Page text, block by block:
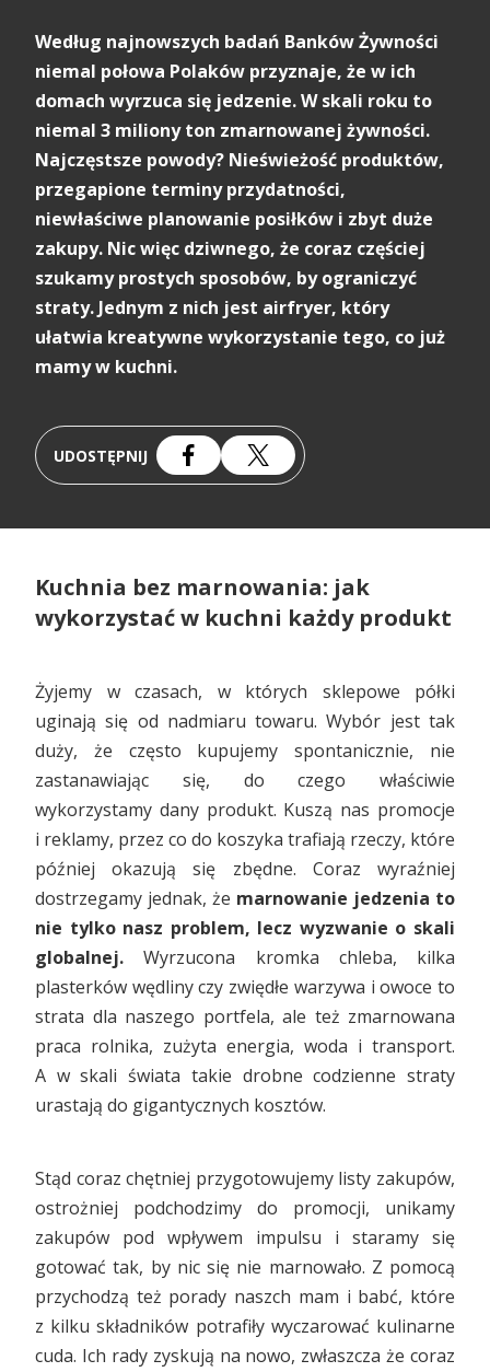
Według najnowszych badań Banków Żywności
niemal połowa Polaków przyznaje, że w ich
domach wyrzuca się jedzenie. W skali roku to
niemal 3 miliony ton zmarnowanej żywności.
Najczęstsze powody? Nieświeżość produktów,
przegapione terminy przydatności,
niewłaściwe planowanie posiłków i zbyt duże
zakupy. Nic więc dziwnego, że coraz częściej
szukamy prostych sposobów, by ograniczyć
straty. Jednym z nich jest airfryer, który
ułatwia kreatywne wykorzystanie tego, co już
mamy w kuchni.
UDOSTĘPNIJ
Kuchnia bez marnowania: jak
wykorzystać w kuchni każdy produkt
Żyjemy w czasach, w których sklepowe półki
uginają się od nadmiaru towaru. Wybór jest tak
duży, że często kupujemy spontanicznie, nie
zastanawiając się, do czego właściwie
wykorzystamy dany produkt. Kuszą nas promocje
i reklamy, przez co do koszyka trafiają rzeczy, które
później okazują się zbędne. Coraz wyraźniej
dostrzegamy jednak, że marnowanie jedzenia to
nie tylko nasz problem, lecz wyzwanie o skali
globalnej.Wyrzucona kromka chleba, kilka
plasterków wędliny czy zwiędłe warzywa i owoce to
strata dla naszego portfela, ale też zmarnowana
praca rolnika, zużyta energia, woda i transport.
A w skali świata takie drobne codzienne straty
urastają do gigantycznych kosztów.
Stąd coraz chętniej przygotowujemy listy zakupów,
ostrożniej podchodzimy do promocji, unikamy
zakupów pod wpływem impulsu i staramy się
gotować tak, by nic się nie marnowało. Z pomocą
przychodzą też porady naszch mam i babć, które
z kilku składników potrafiły wyczarować kulinarne
cuda. Ich rady zyskują na nowo, zwłaszcza że coraz